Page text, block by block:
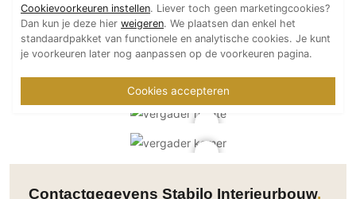
Aannemers Interieur
Akoestiek
Binnenzwembaden
Wijnkelder en wijnkasten
Contactgegevens Stabilo Interieurbouw
Cookievoorkeuren instellen. Liever toch geen marketingcookies?
Dan kun je deze hier weigeren. We plaatsen dan enkel het
standaardpakket van functionele en analytische cookies. Je kunt
je voorkeuren later nog aanpassen op de voorkeuren pagina.
Cookies accepteren